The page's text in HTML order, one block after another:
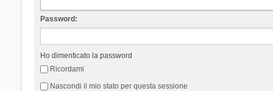
Password:
Ho dimenticato la password
Ricordami
Nascondi il mio stato per questa sessione